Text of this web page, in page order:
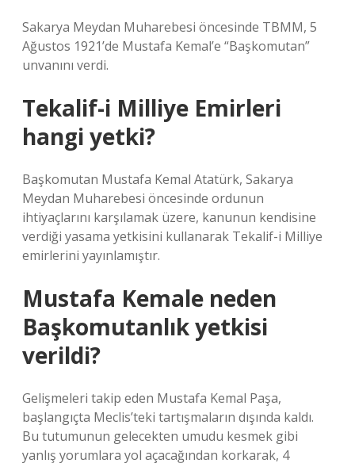
Sakarya Meydan Muharebesi öncesinde TBMM, 5
Ağustos 1921’de Mustafa Kemal’e “Başkomutan”
unvanını verdi.
Tekalif-i Milliye Emirleri
hangi yetki?
Başkomutan Mustafa Kemal Atatürk, Sakarya
Meydan Muharebesi öncesinde ordunun
ihtiyaçlarını karşılamak üzere, kanunun kendisine
verdiği yasama yetkisini kullanarak Tekalif-i Milliye
emirlerini yayınlamıştır.
Mustafa Kemale neden
Başkomutanlık yetkisi
verildi?
Gelişmeleri takip eden Mustafa Kemal Paşa,
başlangıçta Meclis’teki tartışmaların dışında kaldı.
Bu tutumunun gelecekten umudu kesmek gibi
yanlış yorumlara yol açacağından korkarak, 4